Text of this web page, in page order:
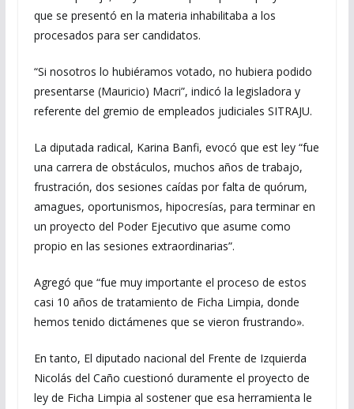
que se presentó en la materia inhabilitaba a los
procesados para ser candidatos.
“Si nosotros lo hubiéramos votado, no hubiera podido
presentarse (Mauricio) Macri”, indicó la legisladora y
referente del gremio de empleados judiciales SITRAJU.
La diputada radical, Karina Banfi, evocó que est ley “fue
una carrera de obstáculos, muchos años de trabajo,
frustración, dos sesiones caídas por falta de quórum,
amagues, oportunismos, hipocresías, para terminar en
un proyecto del Poder Ejecutivo que asume como
propio en las sesiones extraordinarias”.
Agregó que “fue muy importante el proceso de estos
casi 10 años de tratamiento de Ficha Limpia, donde
hemos tenido dictámenes que se vieron frustrando».
En tanto, El diputado nacional del Frente de Izquierda
Nicolás del Caño cuestionó duramente el proyecto de
ley de Ficha Limpia al sostener que esa herramienta le